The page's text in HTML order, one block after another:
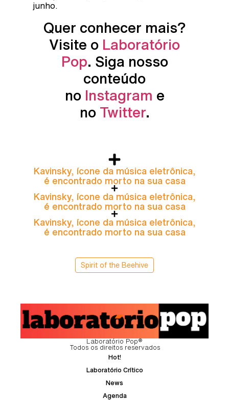
junho.
Quer conhecer mais?
Visite o Laboratório
Pop. Siga nosso
conteúdo
no Instagram e
no Twitter.
Kavinsky, ícone da música eletrônica,
é encontrado morto na sua casa
Kavinsky, ícone da música eletrônica,
é encontrado morto na sua casa
Kavinsky, ícone da música eletrônica,
é encontrado morto na sua casa
Spirit of the Beehive
Laboratório Pop®
Todos os direitos reservados
Hot!
Laboratório Crítico
News
Agenda